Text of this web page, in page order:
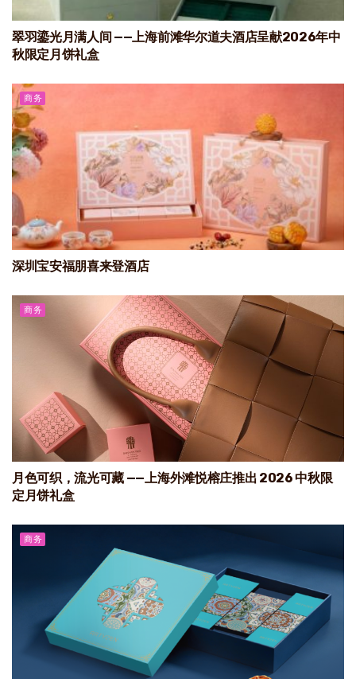
翠羽鎏光月满人间 ——上海前滩华尔道夫酒店呈献2026年中
秋限定月饼礼盒
商务
深圳宝安福朋喜来登酒店
商务
月色可织，流光可藏 ——上海外滩悦榕庄推出 2026 中秋限
定月饼礼盒
商务